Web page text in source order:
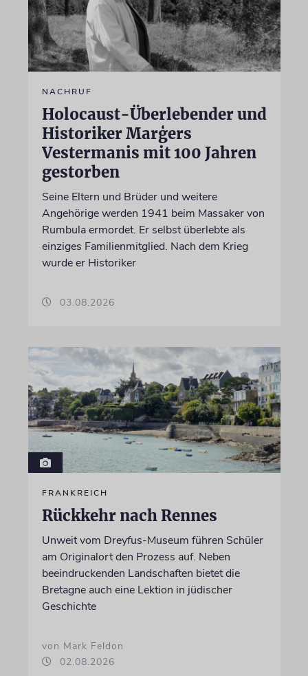
NACHRUF
Holocaust-Überlebender und
Historiker Marģers
Vestermanis mit 100 Jahren
gestorben
Seine Eltern und Brüder und weitere
Angehörige werden 1941 beim Massaker von
Rumbula ermordet. Er selbst überlebte als
einziges Familienmitglied. Nach dem Krieg
wurde er Historiker
03.08.2026
FRANKREICH
Rückkehr nach Rennes
Unweit vom Dreyfus-Museum führen Schüler
am Originalort den Prozess auf. Neben
beeindruckenden Landschaften bietet die
Bretagne auch eine Lektion in jüdischer
Geschichte
von Mark Feldon
02.08.2026